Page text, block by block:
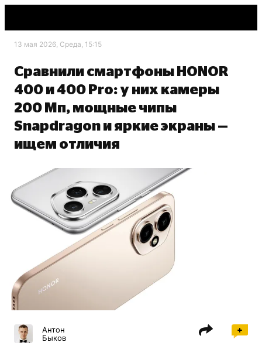
13 мая 2026, Среда, 15:15
Сравнили смартфоны HONOR
400 и 400 Pro: у них камеры
200 Мп, мощные чипы
Snapdragon и яркие экраны —
ищем отличия
Антон
Быков